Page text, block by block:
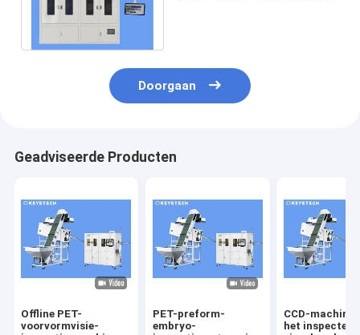
Doorgaan
Geadviseerde Producten
Offline PET-
voorvormvisie-
PET-preform-
embryo-
CCD-machine
het